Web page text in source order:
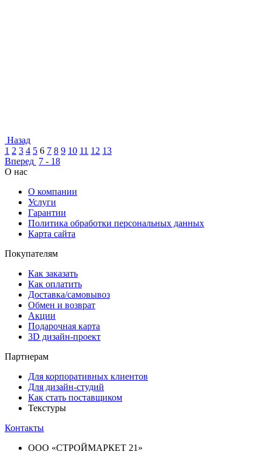
Назад
1 2 3 4 5 6 7 8 9 10 11 12 13
Вперед 7 - 18
О нас
О компании
Услуги
Гарантии
Политика обработки персональных данных
Карта сайта
Покупателям
Как заказать
Как оплатить
Доставка/самовывоз
Обмен и возврат
Акции
Подарочная карта
3D дизайн-проект
Партнерам
Для корпоративных клиентов
Для дизайн-студий
Как стать поставщиком
Текстуры
Контакты
ООО «СТРОЙМАРКЕТ 21»